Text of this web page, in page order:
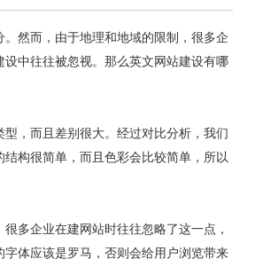
然而，由于地理和地域的限制，很多企
中往往被忽视。那么英文网站建设有哪
，而且差别很大。经过对比分析，我们
构很简单，而且色彩会比较简单，所以
多企业在建网站时往往忽略了这一点，
体应该是罗马，否则会给用户浏览带来